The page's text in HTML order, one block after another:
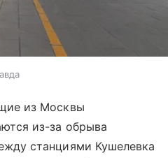
из Москвы
из-за обрыва
станциями Кушелевка